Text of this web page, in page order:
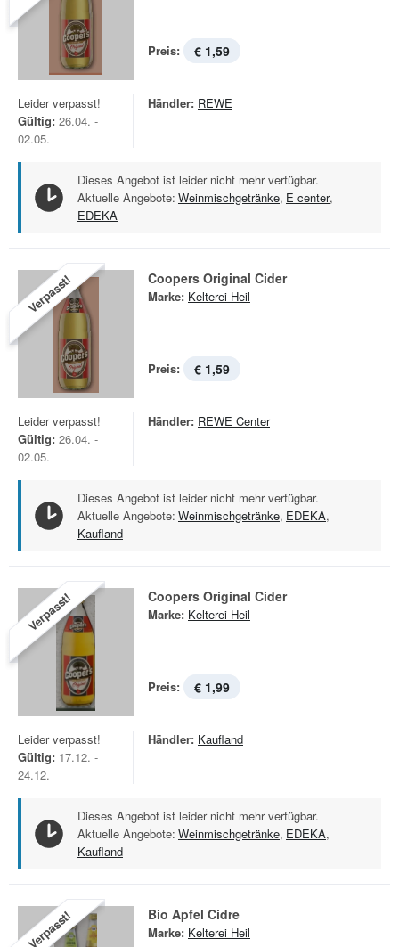
Preis: € 1,59
Leider verpasst!
Gültig: 26.04. -
02.05.
Händler: REWE
Dieses Angebot ist leider nicht mehr verfügbar.
Aktuelle Angebote: Weinmischgetränke, E center,
EDEKA
Verpasst! Coopers Original Cider
Marke: Kelterei Heil
Preis: € 1,59
Leider verpasst!
Gültig: 26.04. -
02.05.
Händler: REWE Center
Dieses Angebot ist leider nicht mehr verfügbar.
Aktuelle Angebote: Weinmischgetränke, EDEKA,
Kaufland
Verpasst! Coopers Original Cider
Marke: Kelterei Heil
Preis: € 1,99
Leider verpasst!
Gültig: 17.12. -
24.12.
Händler: Kaufland
Dieses Angebot ist leider nicht mehr verfügbar.
Aktuelle Angebote: Weinmischgetränke, EDEKA,
Kaufland
Verpasst! Bio Apfel Cidre
Marke: Kelterei Heil